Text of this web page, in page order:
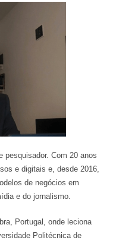
pesquisador. Com 20 anos
e digitais e, desde 2016,
de negócios em
e do jornalismo.
Portugal, onde leciona
Politécnica de